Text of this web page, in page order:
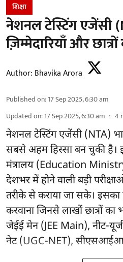
शिक्षा
नेशनल टेस्टिंग एजेंसी
ज़िम्मेदारियाँ और
Author: Bhavika Arora
Published on:17 Sep 2025, 6:30 am
Updated on:17 Sep 2025, 6:30 am 4
नेशनल टेस्टिंग एजेंसी (NTA)
सबसे अहम हिस्सा बन चुकी है।
मंत्रालय (Education
देशभर में होने वाली बड़ी
तरीके से कराया जा सके। इसका
करवाना जिनसे लाखों छात्रों
जेईई मेन (JEE Main), नीट-
नेट (UGC-NET),